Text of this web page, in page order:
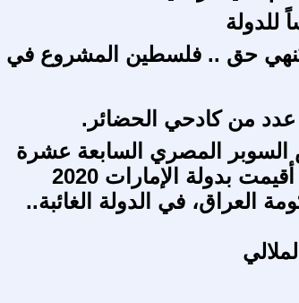
للدولة
حق .. فلسطين المشروع في
من كادحي الحضائر.
السوبر المصري السابعة عشرة
بدولة الإمارات 2020
العراق، في الدولة الغائبة..